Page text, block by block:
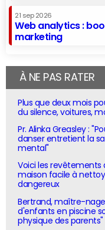
21 sep 2026
Web analytics :
marketing
À NE PAS RATER
Plus que deux mois
du silence, voitures,
Pr. Alinka Greasley :
danser entretient la
mental"
Voici les revêtements
maison facile à
dangereux
Bertrand, maître-
d'enfants en piscine
physique des parents"